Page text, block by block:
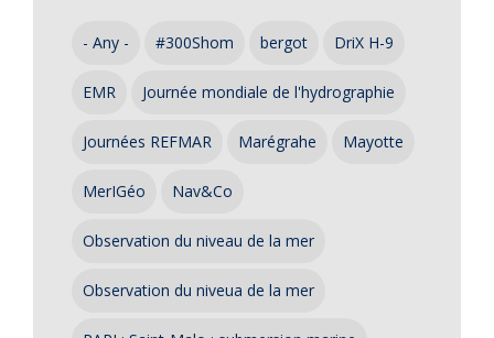
- Any - #300Shom bergot DriX H-9
EMR Journée mondiale de l'hydrographie
Journées REFMAR Marégrahe Mayotte
MerIGéo Nav&Co
Observation du niveau de la mer
Observation du niveua de la mer